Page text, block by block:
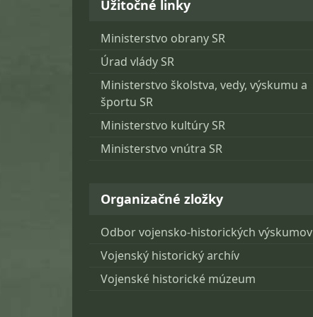
Užitočné linky
Ministerstvo obrany SR
Úrad vlády SR
Ministerstvo školstva, vedy, výskumu a
športu SR
Ministerstvo kultúry SR
Ministerstvo vnútra SR
Organizačné zložky
Odbor vojensko-historických výskumov
Vojenský historický archív
Vojenské historické múzeum